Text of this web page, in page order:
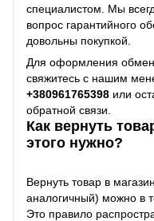
специалистом. Мы
вопрос гарантийного
довольны покупкой.
Для оформления
свяжитесь с нашим
+380961765398 или
обратной связи.
Как вернуть
этого нужно?
Вернуть товар в
аналогичный) можно в
Это правило